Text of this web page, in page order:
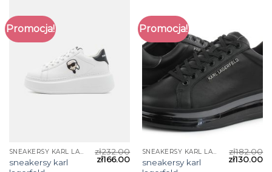
Promocja!
SNEAKERSY KARL LAGERFELD
sneakersy karl
zł232.00
zł166.00
Promocja!
SNEAKERSY KARL LAGERFELD
sneakersy karl
zł182.00
zł130.00